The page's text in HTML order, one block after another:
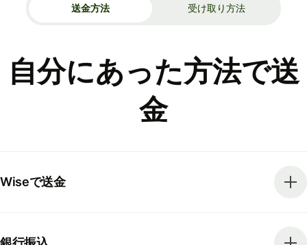
送金方法 受け取り方法
自分にあった方法で送
金
Wiseで送金